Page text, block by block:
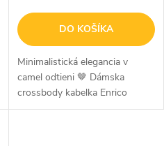
DO KOŠÍKA
Minimalistická elegancia v
camel odtieni 🤎 Dámska
crossbody kabelka Enrico
Benetti Tessa v elegantnom